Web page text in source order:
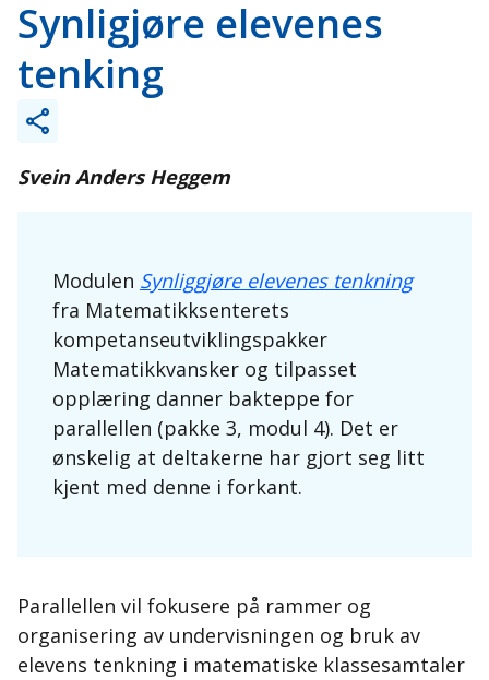
Synligjøre elevenes
tenking
Svein Anders Heggem
Modulen Synliggjøre elevenes tenkning
fra Matematikksenterets
kompetanseutviklingspakker
Matematikkvansker og tilpasset
opplæring danner bakteppe for
parallellen (pakke 3, modul 4). Det er
ønskelig at deltakerne har gjort seg litt
kjent med denne i forkant.
Parallellen vil fokusere på rammer og
organisering av undervisningen og bruk av
elevens tenkning i matematiske klassesamtaler